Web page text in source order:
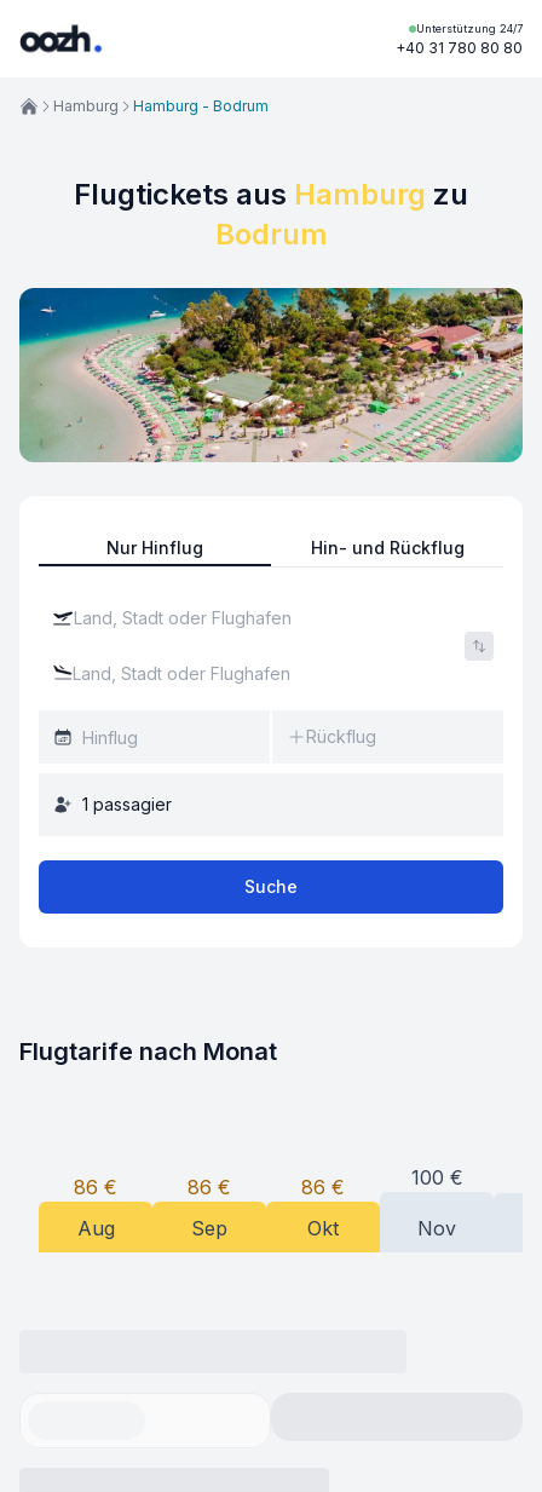
Unterstützung 24/7
+40 31 780 80 80
Flugtickets aus Hamburg zu
Bodrum
Nur Hinflug Hin- und Rückflug
Rückflug
1 passagier
Suche
Hamburg Hamburg - Bodrum
Flugtarife nach Monat
86 €
Aug
86 €
Sep
86 €
Okt
100 €
Nov